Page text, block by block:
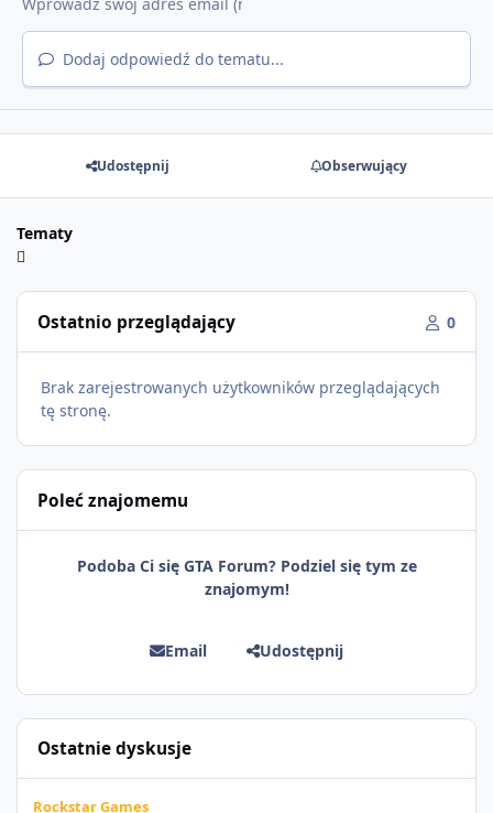
Dodaj odpowiedź do tematu...
Udostępnij Obserwujący
Tematy
Ostatnio przeglądający 0
Brak zarejestrowanych użytkowników przeglądających
tę stronę.
Poleć znajomemu
Podoba Ci się GTA Forum? Podziel się tym ze
znajomym!
Email Udostępnij
Ostatnie dyskusje
Rockstar Games